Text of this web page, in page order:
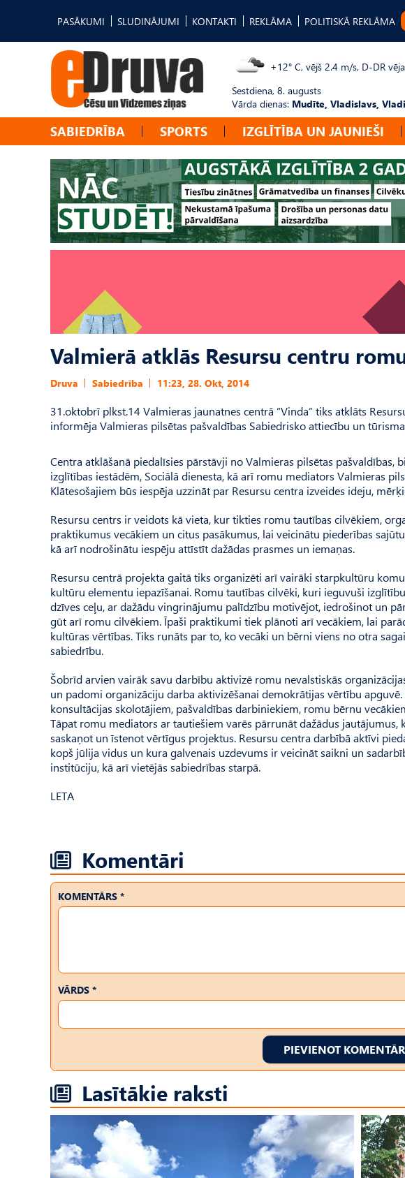
PASĀKUMI SLUDINĀJUMI KONTAKTI REKLĀMA POLITISKĀ REKLĀMA
+12° C, vējš 2.4 m/s, D-DR
Sestdiena, 8. augusts
Vārda dienas: Mudīte, Vladislavs,
SABIEDRĪBA SPORTS IZGLĪTĪBA UN JAUNIEŠI
Valmierā atklās Resursu centru
Druva Sabiedrība 11:23, 28. Okt, 2014
31.oktobrī plkst.14 Valmieras jaunatnes centrā “Vinda” tiks atklāts
informēja Valmieras pilsētas pašvaldības Sabiedrisko attiecību un
Centra atklāšanā piedalīsies pārstāvji no Valmieras pilsētas pašvaldības,
izglītības iestādēm, Sociālā dienesta, kā arī romu mediators Valmieras
Klātesošajiem būs iespēja uzzināt par Resursu centra izveides ideju,
Resursu centrs ir veidots kā vieta, kur tikties romu tautības cilvēkiem,
praktikumus vecākiem un citus pasākumus, lai veicinātu piederības
kā arī nodrošinātu iespēju attīstīt dažādas prasmes un iemaņas.
Resursu centrā projekta gaitā tiks organizēti arī vairāki starpkultūru
kultūru elementu iepazīšanai. Romu tautības cilvēki, kuri ieguvuši
dzīves ceļu, ar dažādu vingrinājumu palīdzību motivējot, iedrošinot un
gūt arī romu cilvēkiem. Īpaši praktikumi tiek plānoti arī vecākiem, lai
kultūras vērtības. Tiks runāts par to, ko vecāki un bērni viens no otra
sabiedrību.
Šobrīd arvien vairāk savu darbību aktivizē romu nevalstiskās
un padomi organizāciju darba aktivizēšanai demokrātijas vērtību
konsultācijas skolotājiem, pašvaldības darbiniekiem, romu bērnu
Tāpat romu mediators ar tautiešiem varēs pārrunāt dažādus
saskaņot un īstenot vērtīgus projektus. Resursu centra darbībā aktīvi
kopš jūlija vidus un kura galvenais uzdevums ir veicināt saikni un
institūciju, kā arī vietējās sabiedrības starpā.
LETA
Komentāri
KOMENTĀRS *
VĀRDS *
PIEVIENOT
Lasītākie raksti